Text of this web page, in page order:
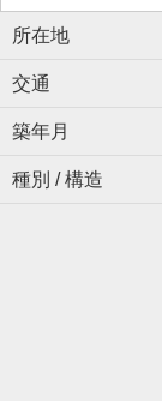
所在地
交通
築年月
種別 / 構造